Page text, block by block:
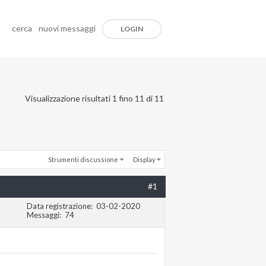
cerca nuovi messaggi LOGIN
Visualizzazione risultati 1 fino 11 di 11
Strumenti discussione Display
#1
Data registrazione 03-02-2020
Messaggi
74